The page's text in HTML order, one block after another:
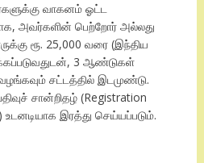
வாகனம் ஓட்ட
அவர்களின் பெற்றோர் அல்லது
ரூ. 25,000 வரை (இந்திய
3 ஆண்டுகள்
சட்டத்தில் இடமுண்டு.
சான்றிதழ் (Registration
இரத்து செய்யப்படும்.